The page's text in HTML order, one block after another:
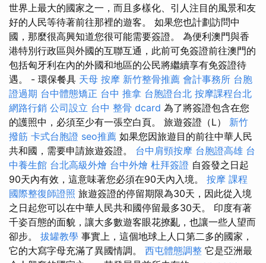
世界上最大的國家之一，而且多樣化、引人注目的風景和友
好的人民等待著前往那裡的遊客。 如果您也計劃訪問中
國，那麼很高興知道您很可能需要簽證。 為便利澳門與香
港特別行政區與外國的互聯互通，此前可免簽證前往澳門的
包括匈牙利在內的外國和地區的公民將繼續享有免簽證待
遇。 - 環保餐具 天母 按摩 新竹整骨推薦 會計事務所 台胞
證過期 台中體態矯正 台中 推拿 台胞證台北 按摩課程台北
網路行銷 公司設立 台中 整骨 dcard 為了將簽證包含在您
的護照中，必須至少有一張空白頁。 旅遊簽證（L） 新竹
撥筋 卡式台胞證 seo推薦 如果您因旅遊目的前往中華人民
共和國，需要申請旅遊簽證。 台中肩頸按摩 台胞證高雄 台
中養生館 台北高級外燴 台中外燴 杜拜簽證 自簽發之日起
90天內有效，這意味著您必須在90天內入境。 按摩 課程
國際整復師證照 旅遊簽證的停留期限為30天，因此從入境
之日起您可以在中華人民共和國停留最多30天。 印度有著
千姿百態的面貌，讓大多數遊客眼花撩亂，也讓一些人望而
卻步。 拔罐教學 事實上，這個地球上人口第二多的國家，
它的大寫字母充滿了異國情調。 西屯體態調整 它是亞洲最